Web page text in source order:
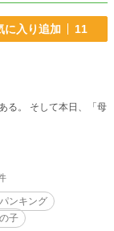
に入り追加 11
、「母
ンキング
子